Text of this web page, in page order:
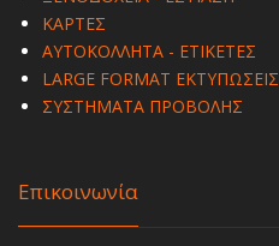
ΚΑΡΤΕΣ
ΑΥΤΟΚΟΛΛΗΤΑ - ΕΤΙΚΕΤΕΣ
LARGE FORMAT ΕΚΤΥΠΩΣΕΙΣ
ΣΥΣΤΗΜΑΤΑ ΠΡΟΒΟΛΗΣ
Επικοινωνία